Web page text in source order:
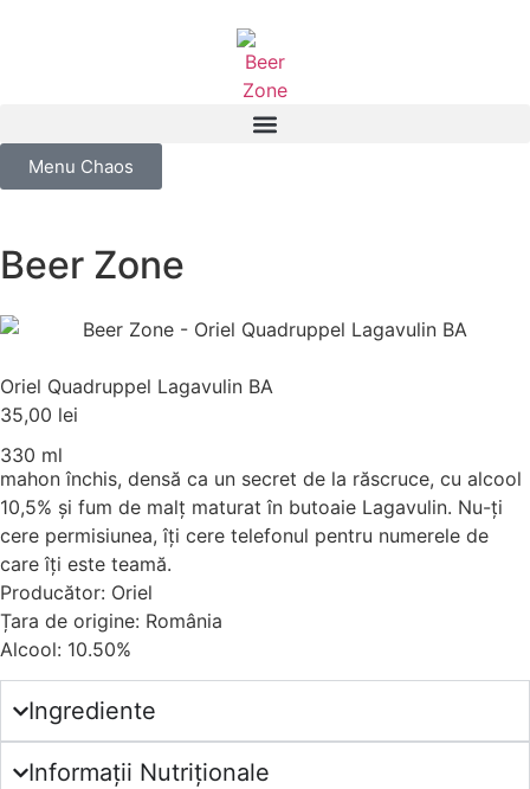
Menu Chaos
Beer Zone
Oriel Quadruppel Lagavulin BA
35,00 lei
330 ml
mahon închis, densă ca un secret de la răscruce, cu alcool
10,5% și fum de malț maturat în butoaie Lagavulin. Nu-ți
cere permisiunea, îți cere telefonul pentru numerele de
care îți este teamă.
Producător: Oriel
Țara de origine: România
Alcool: 10.50%
Ingrediente
Informații Nutriționale